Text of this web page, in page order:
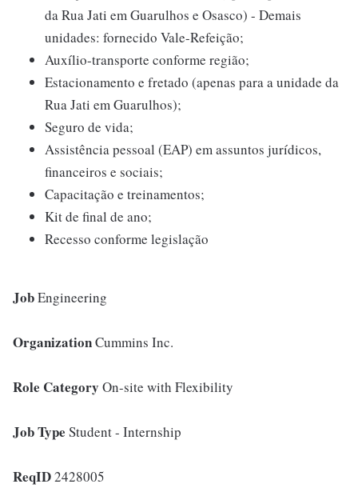
da Rua Jati em Guarulhos e Osasco) - Demais
unidades: fornecido Vale-Refeição;
Auxílio-transporte conforme região;
Estacionamento e fretado (apenas para a unidade da
Rua Jati em Guarulhos);
Seguro de vida;
Assistência pessoal (EAP) em assuntos jurídicos,
financeiros e sociais;
Capacitação e treinamentos;
Kit de final de ano;
Recesso conforme legislação
JobEngineering
OrganizationCummins Inc.
Role Category On-site with Flexibility
Job Type Student - Internship
ReqID2428005